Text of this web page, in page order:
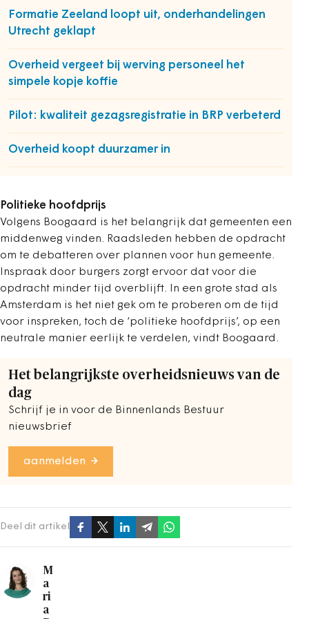
Formatie Zeeland loopt uit, onderhandelingen
Utrecht geklapt
Overheid vergeet bij werving personeel het
simpele kopje koffie
Pilot: kwaliteit gezagsregistratie in BRP verbeterd
Overheid koopt duurzamer in
Politieke hoofdprijs
Volgens Boogaard is het belangrijk dat gemeenten een
middenweg vinden. Raadsleden hebben de opdracht
om te debatteren over plannen voor hun gemeente.
Inspraak door burgers zorgt ervoor dat voor die
opdracht minder tijd overblijft. In een grote stad als
Amsterdam is het niet gek om te proberen om de tijd
voor inspreken, toch de ‘politieke hoofdprijs’, op een
neutrale manier eerlijk te verdelen, vindt Boogaard.
Het belangrijkste overheidsnieuws van de
dag
Schrijf je in voor de Binnenlands Bestuur
nieuwsbrief
aanmelden
Deel dit artikel
M
a
ri
a